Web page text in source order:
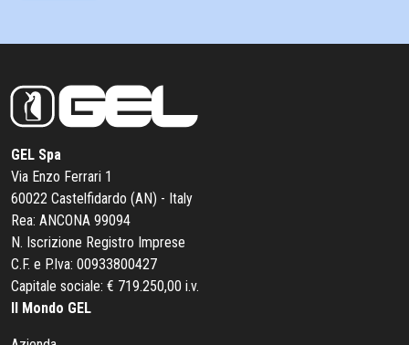
GEL Spa
Via Enzo Ferrari 1
60022 Castelfidardo (AN) - Italy
Rea: ANCONA 99094
N. Iscrizione Registro Imprese
C.F. e P.Iva: 00933800427
Capitale sociale: € 719.250,00 i.v.
Il Mondo GEL